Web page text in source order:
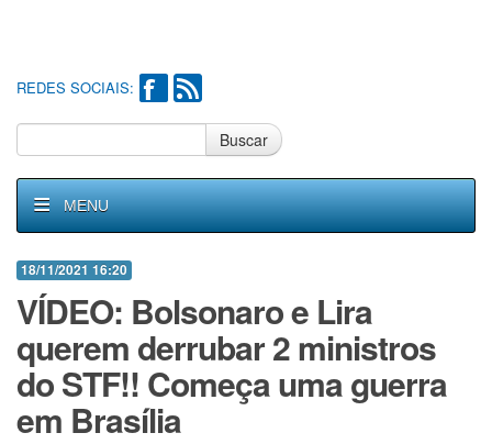
REDES SOCIAIS:
Buscar
MENU
18/11/2021 16:20
VÍDEO: Bolsonaro e Lira
querem derrubar 2 ministros
do STF!! Começa uma guerra
em Brasília